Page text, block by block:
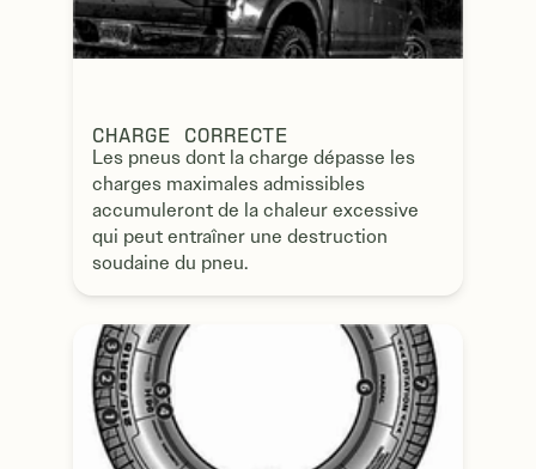
CHARGE CORRECTE
Les pneus dont la charge dépasse les
charges maximales admissibles
accumuleront de la chaleur excessive
qui peut entraîner une destruction
soudaine du pneu.